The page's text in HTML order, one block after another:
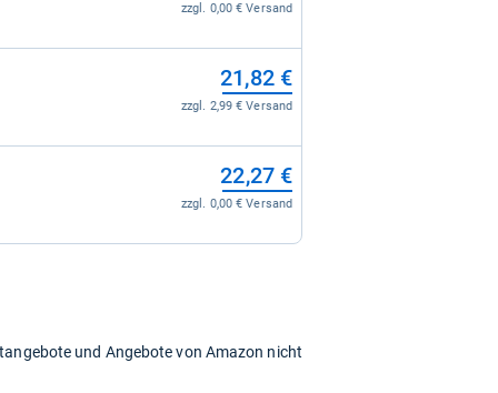
zzgl. 0,00 € Versand
21,82 €
zzgl. 2,99 € Versand
22,27 €
zzgl. 0,00 € Versand
und Angebote von Amazon nicht